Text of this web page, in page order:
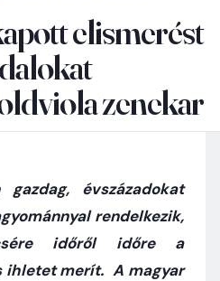
elismerést
zenekar
gazdag, évszázadokat
rendelkezik,
időről időre a
ihletet merít. A magyar